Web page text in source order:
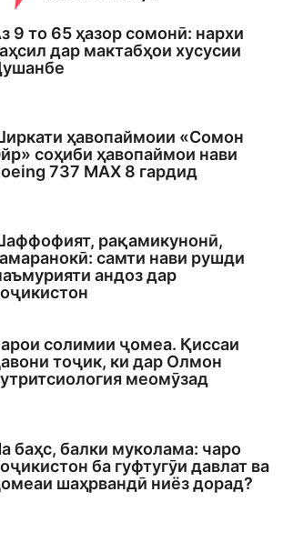
9 то 65 ҳазор сомонӣ: нархи
дар мактабҳои хусусии
ҳавопаймоии «Сомон
соҳиби ҳавопаймои нави
737 MAX 8 гардид
рақамикунонӣ,
самти нави рушди
андоз дар
солимии ҷомеа. Қиссаи
тоҷик, ки дар Олмон
меомӯзад
баҳс, балки муколама: чаро
ба гуфтугӯи давлат ва
шаҳрвандӣ ниёз дорад?